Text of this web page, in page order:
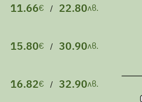
11.66€ / 22.80лв.
15.80€ / 30.90лв.
16.82€ / 32.90лв.